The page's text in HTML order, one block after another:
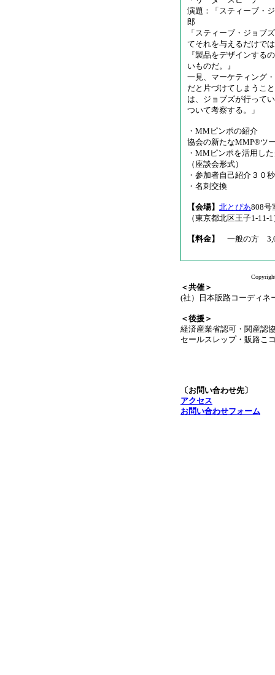
演題：「スティーブ・
郎
「スティーブ・ジョブ
てそれを与えるだけで
『製品をデザインする
いものだ。』
一見、マーケティング
だと片づけてしまうこ
は、ジョブズが行って
ついて考察する。」
・MMピンポの紹介
協会の新たなMMP®ツ
・MMピンポを活用し
（座談会形式）
・参加者自己紹介３０
・名刺交換
【会場】 北とぴあ808
（東京都北区王子1-11-
【料金】 一般の方
＜共催＞
(社）日本販路コーディネ
＜後援＞
経済産業省認可・関産認
セールスレップ・販路こ
〔お問い合わせ先〕
アクセス
お問い合わせフォーム